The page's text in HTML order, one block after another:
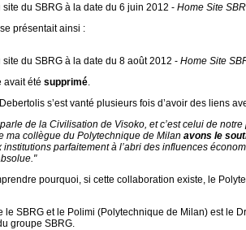
site du SBRG à la date du 6 juin 2012 - Home Site
présentait ainsi :
site du SBRG à la date du 8 août 2012 - Home Site
avait été supprimé
s’est vanté plusieurs fois d’avoir des liens
de la Civilisation de Visoko, et c’est celui de
ma collègue du Polytechnique de Milan avons le
parfaitement à l’abri des influences
pourquoi, si cette collaboration existe, le
le SBRG et le Polimi (Polytechnique de Milan) est le
groupe SBRG.